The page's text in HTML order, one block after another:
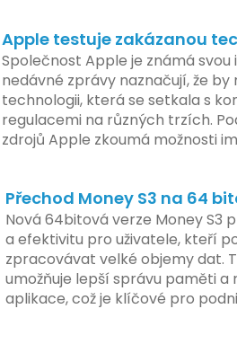
Apple testuje zakázanou
Společnost Apple je známá
nedávné zprávy naznačují, že
technologii, která se setkala s
regulacemi na různých trzích.
zdrojů Apple zkoumá možnosti
se zaměřuje na pokročilé
aktivit, což vyvolalo obavy
ochrany dat uživatelů. Zatímco
veškeré jejich inovace kladou
a ochranu spotřebitelů,
zemí jsou na pozoru a sledují
Přechod Money S3 na 64
Nová 64bitová verze Money S3
a efektivitu pro uživatele, kteří
zpracovávat velké objemy dat.
umožňuje lepší správu paměti a
aplikace, což je klíčové pro